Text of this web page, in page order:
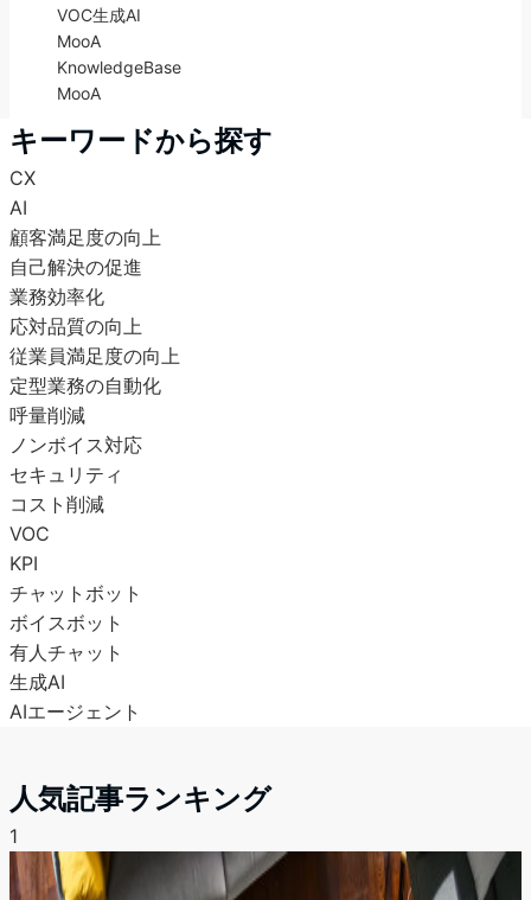
VOC生成AI
MooA
KnowledgeBase
MooA
キーワードから探す
CX
AI
顧客満足度の向上
自己解決の促進
業務効率化
応対品質の向上
従業員満足度の向上
定型業務の自動化
呼量削減
ノンボイス対応
セキュリティ
コスト削減
VOC
KPI
チャットボット
ボイスボット
有人チャット
生成AI
AIエージェント
人気記事ランキング
1